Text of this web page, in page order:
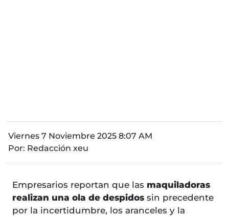
Viernes 7 Noviembre 2025 8:07 AM
Por: Redacción xeu
Empresarios reportan que las maquiladoras
realizan una ola de despidos sin precedente
por la incertidumbre, los aranceles y la